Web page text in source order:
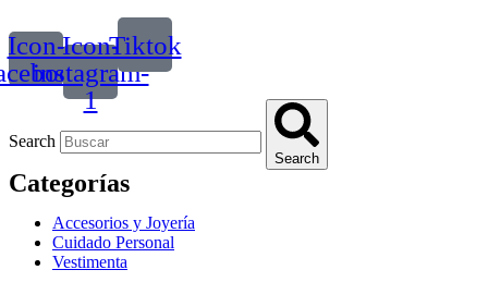
Icon-Icon-
instagram-
1
Tiktok
Search
Search
Categorías
Accesorios y Joyería
Cuidado Personal
Vestimenta